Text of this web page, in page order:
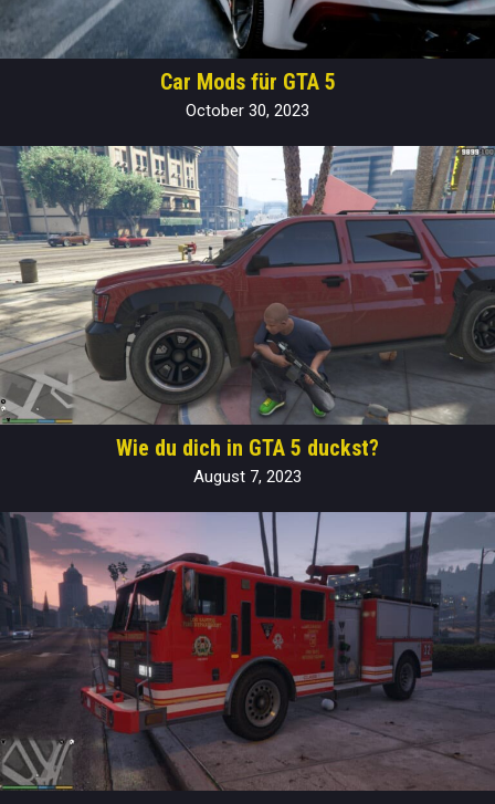
Car Mods für GTA 5
October 30, 2023
Wie du dich in GTA 5 duckst?
August 7, 2023